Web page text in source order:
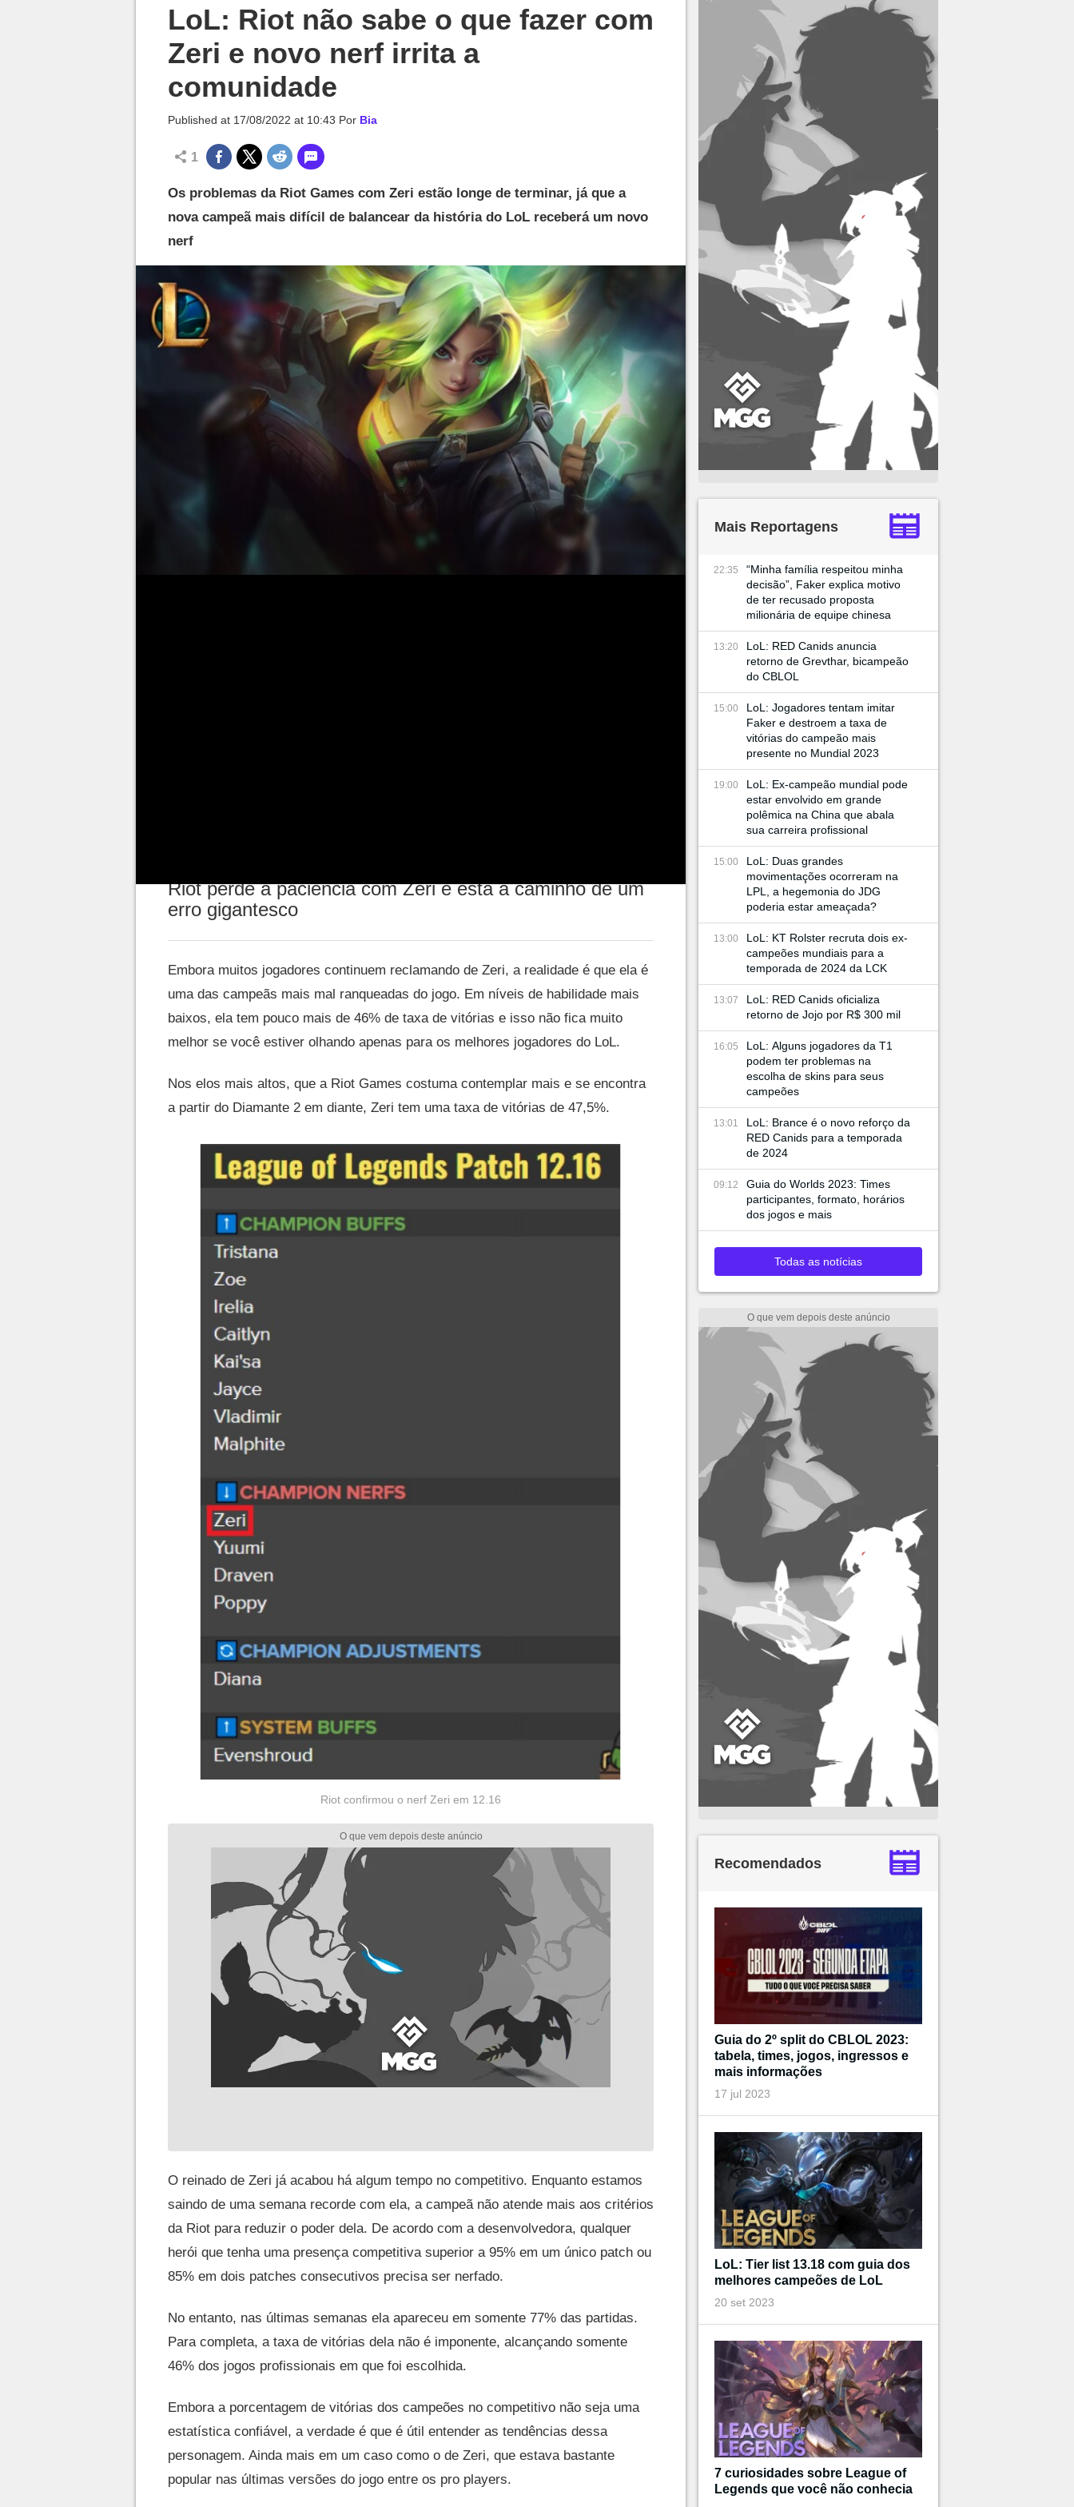
LoL: Riot não sabe o que fazer com
Zeri e novo nerf irrita a
comunidade
Published at 17/08/2022 at 10:43 Por Bia
1
Os problemas da Riot Games com Zeri estão longe de terminar, já que a
nova campeã mais difícil de balancear da história do LoL receberá um novo
nerf
Riot perde a paciência com Zeri e está a caminho de um
erro gigantesco
Embora muitos jogadores continuem reclamando de Zeri, a realidade é que ela é
uma das campeãs mais mal ranqueadas do jogo. Em níveis de habilidade mais
baixos, ela tem pouco mais de 46% de taxa de vitórias e isso não fica muito
melhor se você estiver olhando apenas para os melhores jogadores do LoL.
Nos elos mais altos, que a Riot Games costuma contemplar mais e se encontra
a partir do Diamante 2 em diante, Zeri tem uma taxa de vitórias de 47,5%.
Riot confirmou o nerf Zeri em 12.16
O reinado de Zeri já acabou há algum tempo no competitivo. Enquanto estamos
saindo de uma semana recorde com ela, a campeã não atende mais aos critérios
da Riot para reduzir o poder dela. De acordo com a desenvolvedora, qualquer
herói que tenha uma presença competitiva superior a 95% em um único patch ou
85% em dois patches consecutivos precisa ser nerfado.
No entanto, nas últimas semanas ela apareceu em somente 77% das partidas.
Para completa, a taxa de vitórias dela não é imponente, alcançando somente
46% dos jogos profissionais em que foi escolhida.
Embora a porcentagem de vitórias dos campeões no competitivo não seja uma
estatística confiável, a verdade é que é útil entender as tendências dessa
personagem. Ainda mais em um caso como o de Zeri, que estava bastante
popular nas últimas versões do jogo entre os pro players.
Mais Reportagens
22:35
“Minha família respeitou minha
decisão”, Faker explica motivo
de ter recusado proposta
milionária de equipe chinesa
13:20
LoL: RED Canids anuncia
retorno de Grevthar, bicampeão
do CBLOL
15:00
LoL: Jogadores tentam imitar
Faker e destroem a taxa de
vitórias do campeão mais
presente no Mundial 2023
19:00
LoL: Ex-campeão mundial pode
estar envolvido em grande
polêmica na China que abala
sua carreira profissional
15:00
LoL: Duas grandes
movimentações ocorreram na
LPL, a hegemonia do JDG
poderia estar ameaçada?
13:00
LoL: KT Rolster recruta dois ex-
campeões mundiais para a
temporada de 2024 da LCK
13:07
LoL: RED Canids oficializa
retorno de Jojo por R$ 300 mil
16:05
LoL: Alguns jogadores da T1
podem ter problemas na
escolha de skins para seus
campeões
13:01
LoL: Brance é o novo reforço da
RED Canids para a temporada
de 2024
09:12
Guia do Worlds 2023: Times
participantes, formato, horários
dos jogos e mais
Todas as notícias
Recomendados
Guia do 2º split do CBLOL 2023:
tabela, times, jogos, ingressos e
mais informações
17 jul 2023
LoL: Tier list 13.18 com guia dos
melhores campeões de LoL
20 set 2023
7 curiosidades sobre League of
Legends que você não conhecia